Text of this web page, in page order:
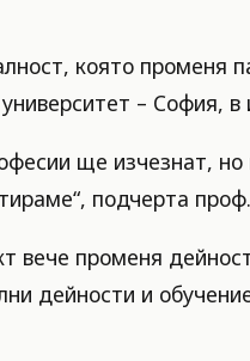
която променя
– София,
ще изчезнат,
подчерта
вече променя
дейности и